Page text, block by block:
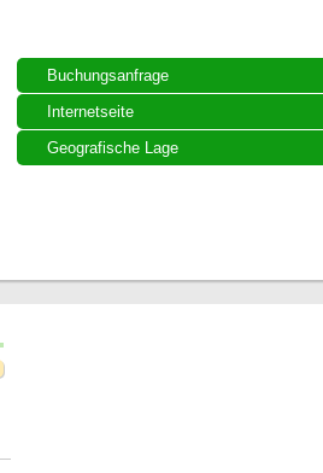
Buchungsanfrage
Internetseite
Geografische Lage